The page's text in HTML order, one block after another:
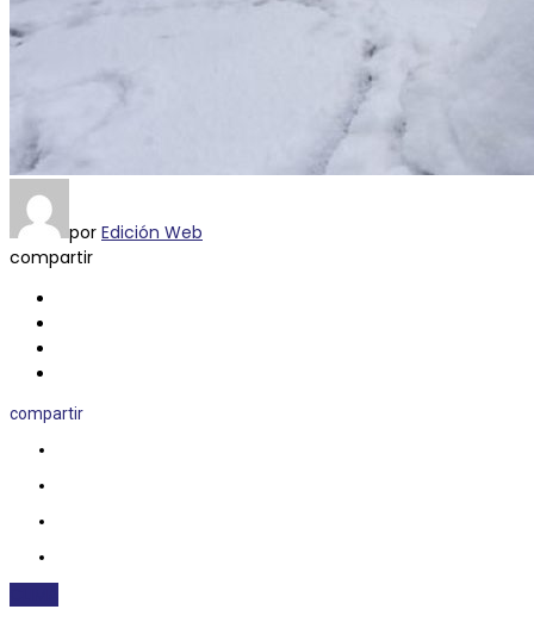
por Edición Web
compartir
compartir